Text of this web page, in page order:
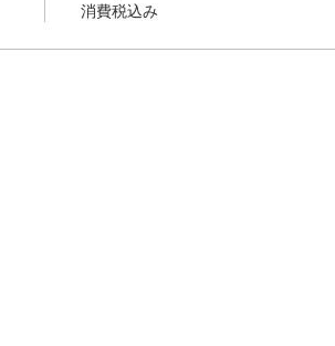
消費税込み